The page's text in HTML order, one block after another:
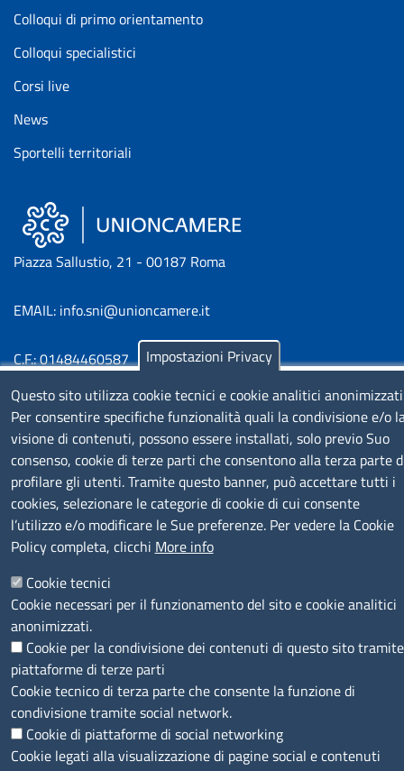
Colloqui di primo orientamento
Colloqui specialistici
Corsi live
News
Sportelli territoriali
Piazza Sallustio, 21 - 00187 Roma
EMAIL: info.sni@unioncamere.it
C.F.: 01484460587
SERVIZIO REALIZZATO DA
SEGUICI SU
MENÙ PRIVACY
Note legali Privacy e cookie policy Accesso riservato
© 2023 SNI Servizio Nuove Imprese
Impostazioni Privacy
Questo sito utilizza cookie tecnici e cookie analitici
Per consentire specifiche funzionalità quali la condivisione e/o
visione di contenuti, possono essere installati, solo previo Suo
consenso, cookie di terze parti che consentono alla terza parte
profilare gli utenti. Tramite questo banner, può accettare tutti i
cookies, selezionare le categorie di cookie di cui consente
l’utilizzo e/o modificare le Sue preferenze. Per vedere la Cookie
Policy completa, clicchi More info
Cookie tecnici
Cookie necessari per il funzionamento del sito e cookie analitici
anonimizzati.
Cookie per la condivisione dei contenuti di questo sito tramite
piattaforme di terze parti
Cookie tecnico di terza parte che consente la funzione di
condivisione tramite social network.
Cookie di piattaforme di social networking
Cookie legati alla visualizzazione di pagine social e contenuti